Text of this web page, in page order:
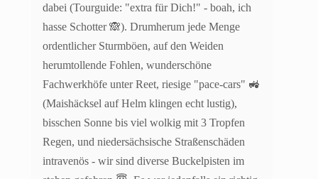
dabei (Tourguide: "extra für Dich!" - boah, ich
hasse Schotter 🙈). Drumherum jede Menge
ordentlicher Sturmböen, auf den Weiden
herumtollende Fohlen, wunderschöne
Fachwerkhöfe unter Reet, riesige "pace-cars" 🚜
(Maishäcksel auf Helm klingen echt lustig),
bisschen Sonne bis viel wolkig mit 3 Tropfen
Regen, und niedersächsische Straßenschäden
intravenös - wir sind diverse Buckelpisten im